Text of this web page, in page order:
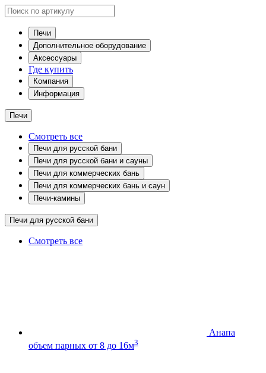
Печи
Дополнительное оборудование
Аксессуары
Где купить
Компания
Информация
Печи
Смотреть все
Печи для русской бани
Печи для русской бани и сауны
Печи для коммерческих бань
Печи для коммерческих бань и саун
Печи-камины
Печи для русской бани
Смотреть все
Анапа
объем парных от 8 до 16м3